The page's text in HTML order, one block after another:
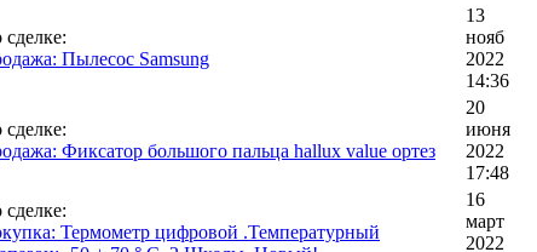
Пылесос Samsung
13
нояб
2022
14:36
Фиксатор большого пальца hallux value ортез
20
июня
2022
17:48
Термометр цифровой .Температурный
16
март
2022